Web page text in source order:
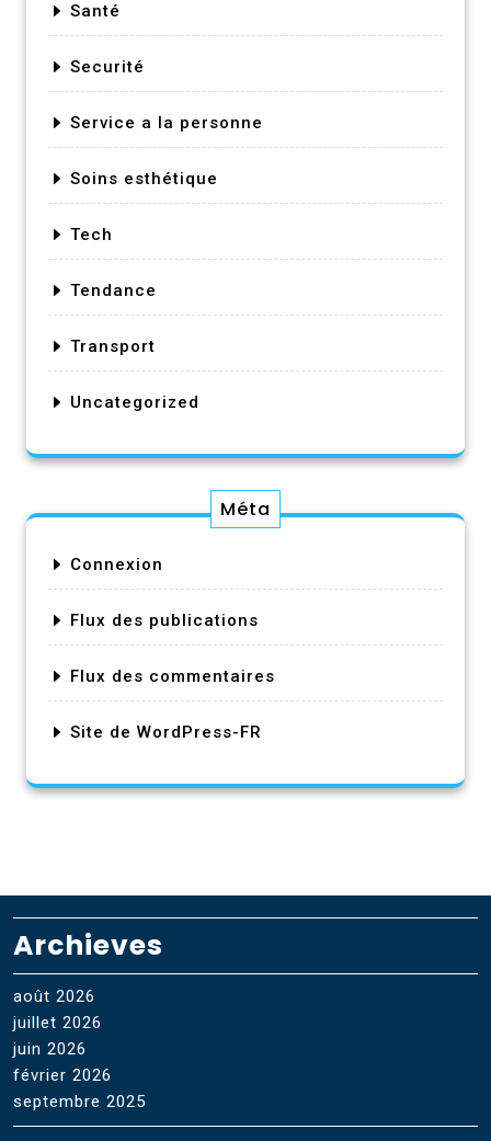
Santé
Securité
Service a la personne
Soins esthétique
Tech
Tendance
Transport
Uncategorized
Méta
Connexion
Flux des publications
Flux des commentaires
Site de WordPress-FR
Archieves
août 2026
juillet 2026
juin 2026
février 2026
septembre 2025